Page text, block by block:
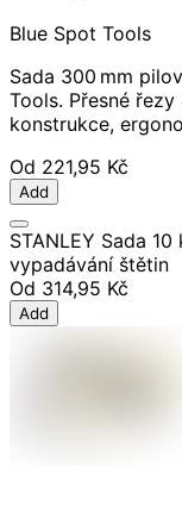
Blue Spot Tools
Sada 300 mm
Tools. Přesné řezy
konstrukce,
Od 221,95 Kč
Add
STANLEY Sada
vypadávání štětin
Od 314,95 Kč
Add